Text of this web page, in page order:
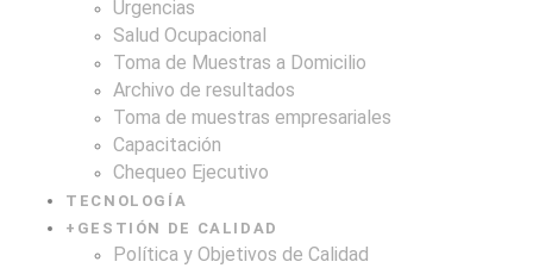
Urgencias
Salud Ocupacional
Toma de Muestras a Domicilio
Archivo de resultados
Toma de muestras empresariales
Capacitación
Chequeo Ejecutivo
TECNOLOGÍA
+ GESTIÓN DE CALIDAD
Política y Objetivos de Calidad